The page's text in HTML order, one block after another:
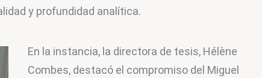
y profundidad analítica.
En la instancia, la directora de tesis, Hélène
Combes, destacó el compromiso del Miguel